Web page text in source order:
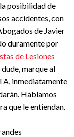
posibilidad de
accidentes, con
de Javier
duramente por
de Lesiones
marque al
inmediatamente
Hablamos
que le entiendan.